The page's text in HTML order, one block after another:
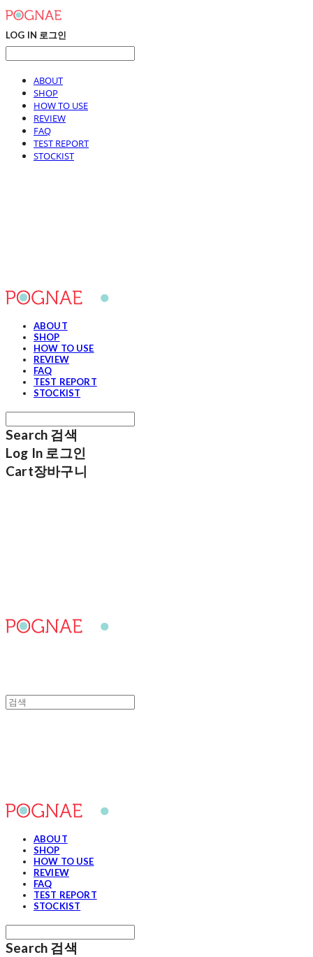
LOG IN 로그인
ABOUT
SHOP
HOW TO USE
REVIEW
FAQ
TEST REPORT
STOCKIST
ABOUT
SHOP
HOW TO USE
REVIEW
FAQ
TEST REPORT
STOCKIST
Search 검색
Log In 로그인
Cart장바구니
ABOUT
SHOP
HOW TO USE
REVIEW
FAQ
TEST REPORT
STOCKIST
Search 검색